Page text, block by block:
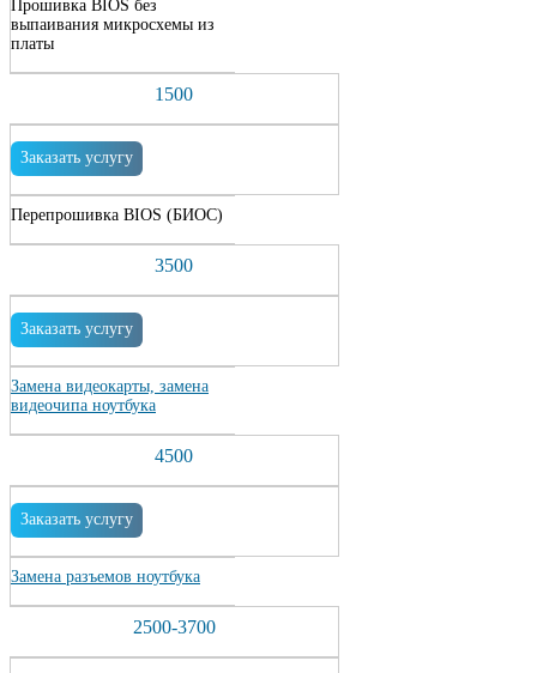
Прошивка BIOS без
выпаивания микросхемы из
платы
1500
Заказать услугу
Перепрошивка BIOS (БИОС)
3500
Заказать услугу
Замена видеокарты, замена
видеочипа ноутбука
4500
Заказать услугу
Замена разъемов ноутбука
2500-3700